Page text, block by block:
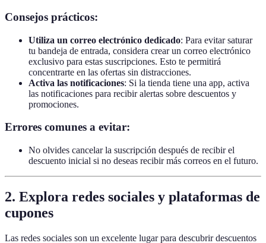
Consejos prácticos:
Utiliza un correo electrónico dedicado: Para evitar saturar
tu bandeja de entrada, considera crear un correo electrónico
exclusivo para estas suscripciones. Esto te permitirá
concentrarte en las ofertas sin distracciones.
Activa las notificaciones: Si la tienda tiene una app, activa
las notificaciones para recibir alertas sobre descuentos y
promociones.
Errores comunes a evitar:
No olvides cancelar la suscripción después de recibir el
descuento inicial si no deseas recibir más correos en el futuro.
2. Explora redes sociales y plataformas de
cupones
Las redes sociales son un excelente lugar para descubrir descuentos